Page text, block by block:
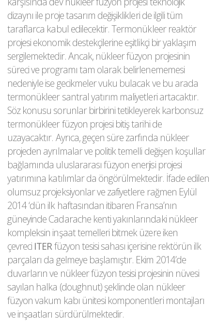
dizaynı ile proje tasarım değişiklikleri de ilgili tüm
taraflarca kabul edilecektir. Termonükleer reaktör
projesi ekonomik destekçilerine eşitlikçi bir yaklaşım
sergilemektedir. Ancak, nükleer füzyon projesinin
süreci ve programı tam olarak belirlenememesi
nedeniyle ise gecikmeler vuku bulacak ve bu arada
termonükleer santral yatırım maliyetleri artacaktır.
Söz konusu sorunlar birbirini tetikleyerek karbonsuz
termonükleer füzyon projesi bitiş tarihi de
uzayacaktır. Ayrıca, geçen süre zarfında nükleer
projeden ayrılmalar ve politik temelli değişen koşullar
bağlamında uluslararası füzyon enerjisi projesi
yatırımına katılımlar da öngörülmektedir. İfade edilen
olumsuz projeksiyonlar ve zafiyetlere rağmen Eylül
2014 ‘dün ilk haftasından itibaren Fransa’nın
güneyinde Cadarache kenti yakınlarındaki nükleer
kompleksin inşaat temelleri bitmek üzere iken
çevreci ITERfüzyon tesisi sahası içerisine rektörün ilk
parçaları da gelmeye başlamıştır. Ekim 2014’de
duvarların ve nükleer füzyon tesisi projesinin nüvesi
sayılan halka (doughnut) şeklinde olan nükleer
füzyon vakum kabı ünitesi komponentleri montajları
ve inşaatları sürdürülmektedir.